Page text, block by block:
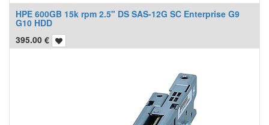
HPE 600GB 15k rpm 2.5" DS SAS-12G SC Enterprise G9
G10 HDD
395.00 €